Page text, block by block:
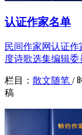
认证作家名单
民间作家网认证
度诗歌选集编辑委
栏目： 散文随笔 /
稿